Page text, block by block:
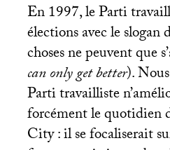
En 1997, le Parti
élections avec le slogan
choses ne peuvent que
can only get better).
Parti travailliste
forcément le quotidien
City : il se focaliserait